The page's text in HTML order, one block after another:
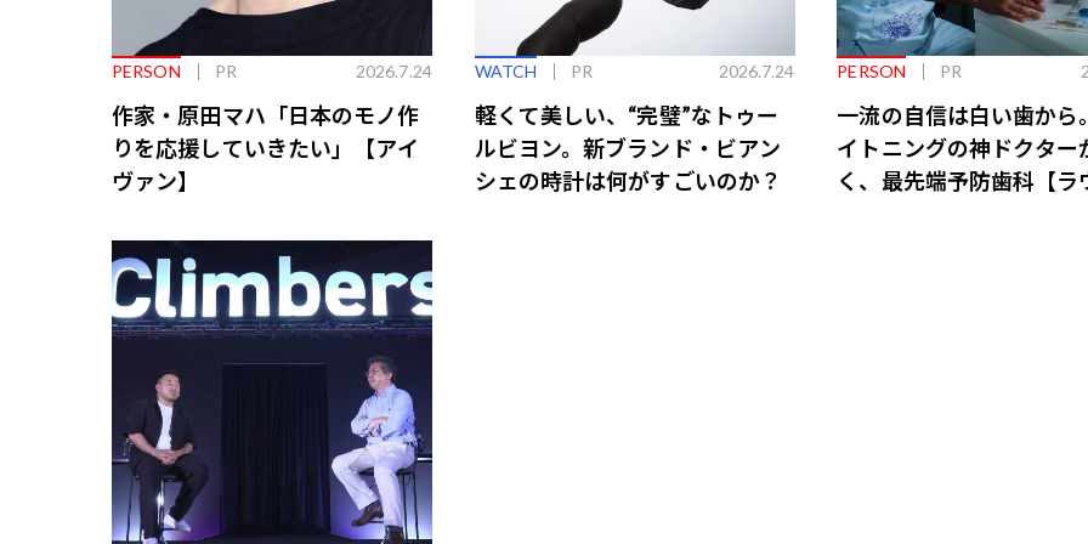
PERSON PR 2026.7.24
作家・原田マハ「日本のモノ作
りを応援していきたい」【アイ
ヴァン】
WATCH PR 2026.7.24
軽くて美しい、“完璧”なトゥー
ルビヨン。新ブランド・ビアン
シェの時計は何がすごいのか？
PERSON PR
一流の自信は白い歯から
イトニングの神ドクター
く、最先端予防歯科【ラ